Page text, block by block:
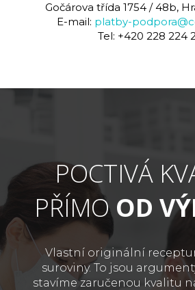
Gočárova třída 1754 / 48b,
E-mail: platby-
Tel: +420 228 224
POCTIVÁ
PŘÍMOOD
Vlastní originální
suroviny. To jsou
stavíme zaručenou kvalitu